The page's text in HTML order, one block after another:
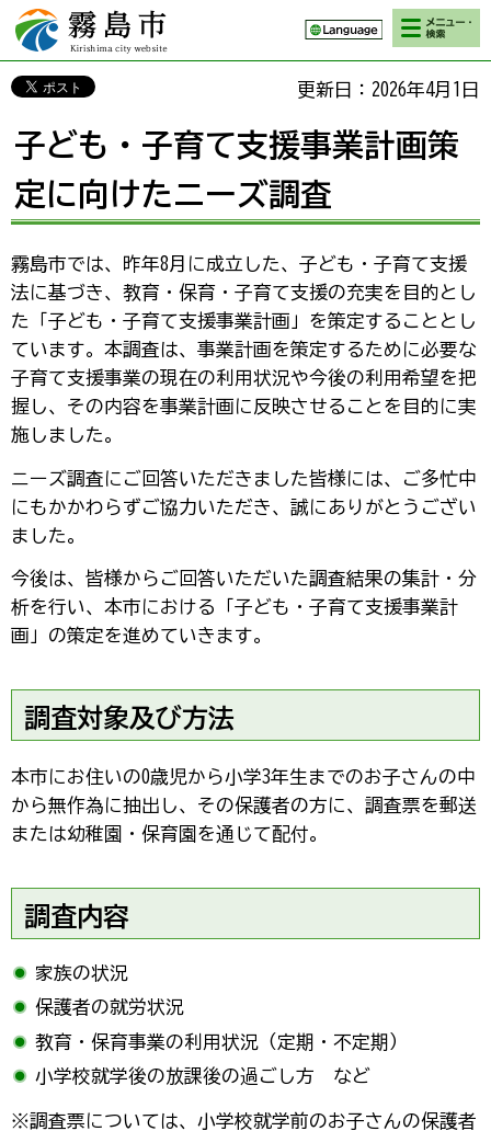
霧島市 Kirishima
city website
検索・メニ
ュー
更新日：2026年4月1日
子ども・子育て支援事業計画策
定に向けたニーズ調査
霧島市では、昨年8月に成立した、子ども・子育て支援
法に基づき、教育・保育・子育て支援の充実を目的とし
た「子ども・子育て支援事業計画」を策定することとし
ています。本調査は、事業計画を策定するために必要な
子育て支援事業の現在の利用状況や今後の利用希望を把
握し、その内容を事業計画に反映させることを目的に実
施しました。
ニーズ調査にご回答いただきました皆様には、ご多忙中
にもかかわらずご協力いただき、誠にありがとうござい
ました。
今後は、皆様からご回答いただいた調査結果の集計・分
析を行い、本市における「子ども・子育て支援事業計
画」の策定を進めていきます。
調査対象及び方法
本市にお住いの0歳児から小学3年生までのお子さんの中
から無作為に抽出し、その保護者の方に、調査票を郵送
または幼稚園・保育園を通じて配付。
調査内容
家族の状況
保護者の就労状況
教育・保育事業の利用状況（定期・不定期）
小学校就学後の放課後の過ごし方 など
※調査票については、小学校就学前のお子さんの保護者